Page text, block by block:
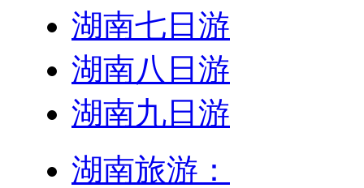
湖南七日游
湖南八日游
湖南九日游
湖南旅游：